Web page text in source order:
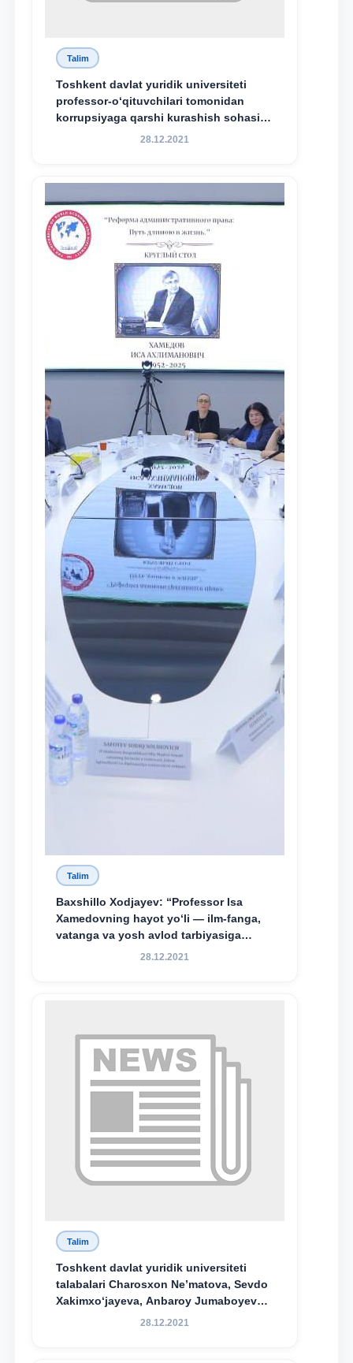
Talim
Toshkent davlat yuridik universiteti
professor-o‘qituvchilari tomonidan
korrupsiyaga qarshi kurashish sohasida
amalga oshirilayotgan islohotlar hamda
maqsadida xorijiy va mahalliy ilmiy
nashrlarda chop etilgan maqolalar
dayjesti
28.12.2021
Talim
Baxshillo Xodjayev: “Professor Isa
Xamedovning hayot yo‘li — ilm-fanga,
vatanga va yosh avlod tarbiyasiga
sodiqlikning oliy namunasidir”.
28.12.2021
Talim
Toshkent davlat yuridik universiteti
talabalari Charosxon Ne’matova, Sevdo
Xakimxo‘jayeva, Anbaroy Jumaboyeva
hamda TDYU qoshidagi M.S.Vosiqova
28.12.2021